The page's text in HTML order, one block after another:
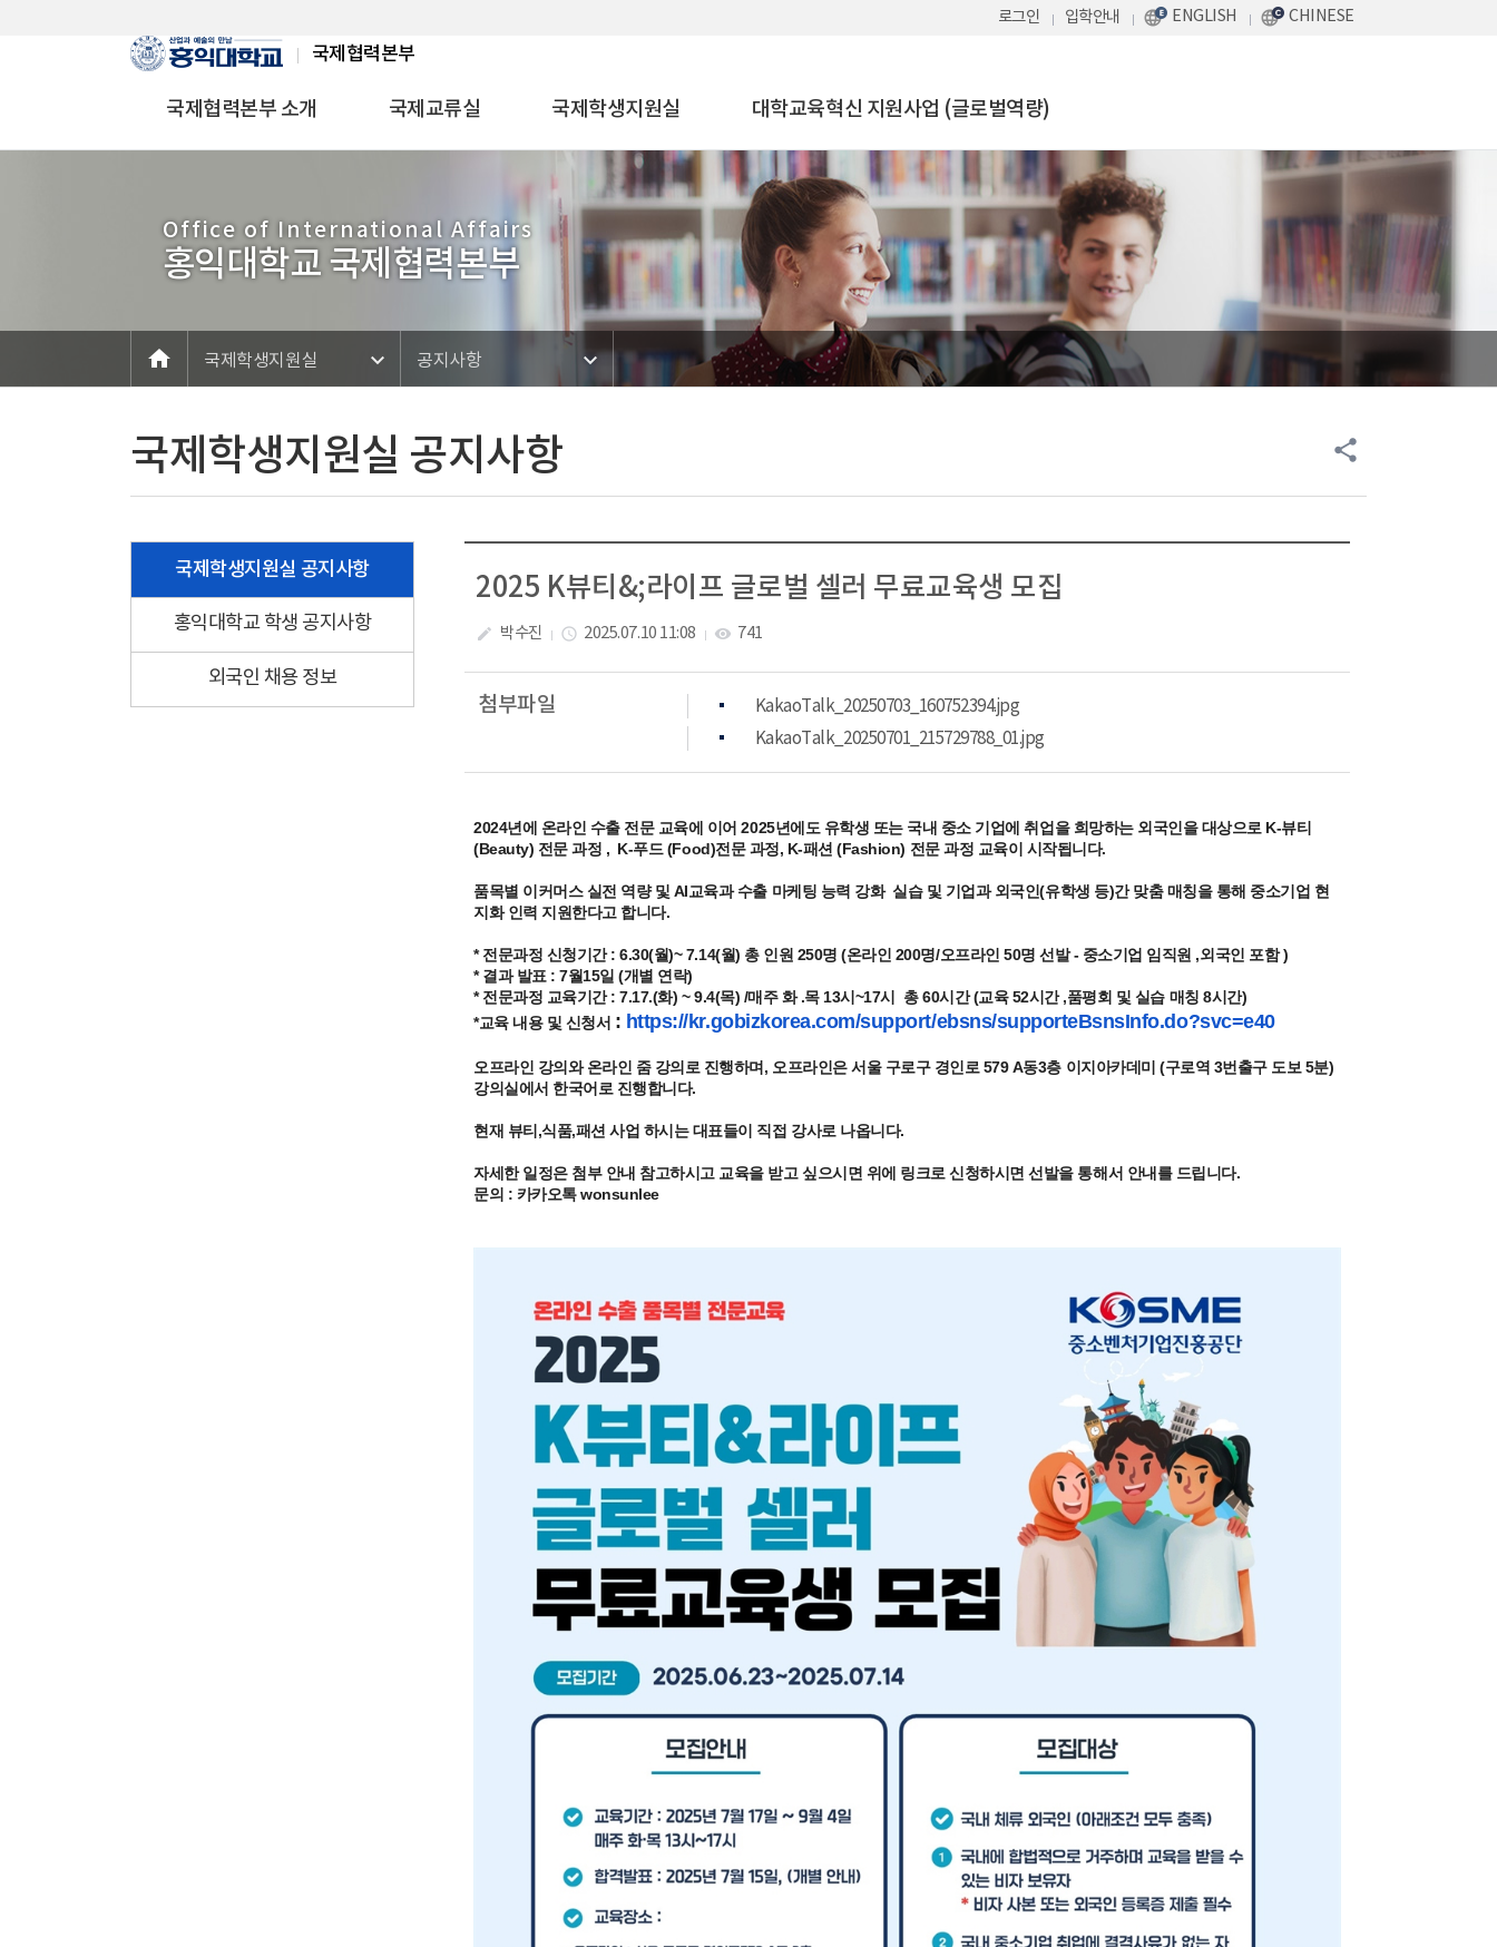
Skip Menu 로그인 입학안내 ENGLISH CHINESE
국제협력본부
국제협력본부 소개 국제교류실 국제학생지원실 대학교육혁신 지원사업 (글로벌역량)
Office of International Affairs
홍익대학교 국제협력본부
home 메인국제학생지원실 공지사항
국제학생지원실 공지사항 share
국제학생지원실 공지사항
홍익대학교 학생 공지사항
외국인 채용 정보
2025 K뷰티&;라이프 글로벌 셀러 무료교육생 모집
create 박수진 access_time 2025.07.10 11:08 visibility 741
첨부파일
KakaoTalk_20250703_160752394.jpg
KakaoTalk_20250701_215729788_01.jpg
2024년에 온라인 수출 전문 교육에 이어 2025년에도 유학생 또는 국내 중소 기업에 취업을 희망하는 외국인을 대상으로 K-뷰티
(Beauty) 전문 과정 , K-푸드 (Food)전문 과정, K-패션 (Fashion) 전문 과정 교육이 시작됩니다.
품목별 이커머스 실전 역량 및 AI교육과 수출 마케팅 능력 강화 실습 및 기업과 외국인(유학생 등)간맞춤 매칭을 통해 중소기업 현
지화 인력 지원한다고 합니다.
* 전문과정 신청기간 : 6.30(월)~ 7.14(월) 총 인원 250명 (온라인 200명/오프라인 50명 선발 - 중소기업 임직원 ,외국인 포함 )
* 결과 발표 : 7월15일 (개별 연락)
* 전문과정 교육기간 : 7.17.(화) ~ 9.4(목) /매주 화 .목 13시~17시 총 60시간 (교육 52시간 ,품평회 및 실습 매칭 8시간)
*교육 내용 및 신청서 : https://kr.gobizkorea.com/support/ebsns/supporteBsnsInfo.do?svc=e40
오프라인 강의와 온라인 줌 강의로 진행하며, 오프라인은 서울 구로구 경인로 579 A동3층 이지아카데미 (구로역 3번출구 도보 5분)
강의실에서 한국어로 진행합니다.
현재 뷰티,식품,패션 사업 하시는 대표들이 직접 강사로 나옵니다.
자세한 일정은 첨부 안내 참고하시고 교육을 받고 싶으시면 위에 링크로 신청하시면 선발을 통해서 안내를 드립니다.
문의 : 카카오톡 wonsunlee